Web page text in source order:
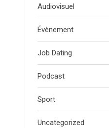
Audiovisuel
Évènement
Job Dating
Podcast
Sport
Uncategorized